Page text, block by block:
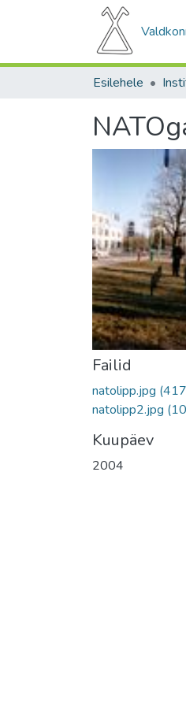
Esilehele
Failid
natolipp.jpg
natolipp2.jpg
Kuupäev
2004